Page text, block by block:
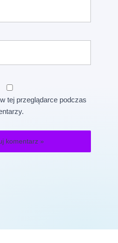
tej przeglądarce podczas